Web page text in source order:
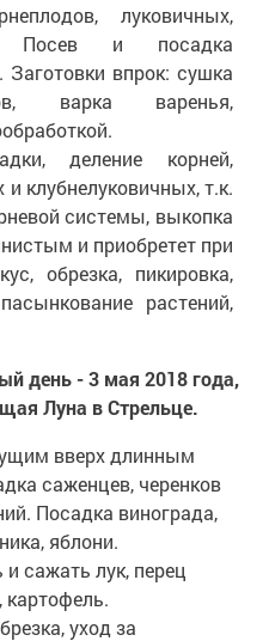
луковичных,
Посев и посадка
Заготовки впрок: сушка
варка варенья,
деление корней,
клубнелуковичных, т.к.
системы, выкопка
и приобретет при
обрезка, пикировка,
растений,
день - 3 мая 2018 года,
Луна в Стрельце.
вверх длинным
саженцев, черенков
Посадка винограда,
яблони.
и сажать лук, перец
картофель.
уход за